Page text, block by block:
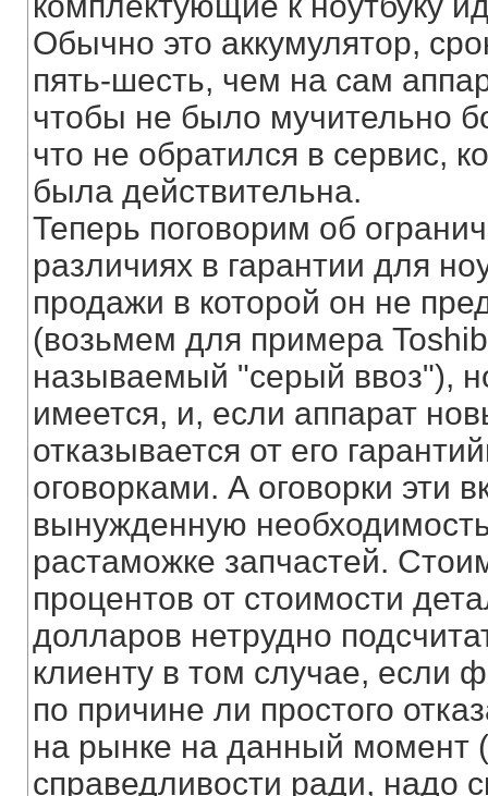
Обычно это аккумулятор,
пять-шесть, чем на сам
чтобы не было мучительно
что не обратился в сервис,
была действительна.
Теперь поговорим об
различиях в гарантии для
продажи в которой он не
(возьмем для примера
называемый "серый ввоз"),
имеется, и, если аппарат
отказывается от его
оговорками. А оговорки эти
вынужденную
растаможке запчастей.
процентов от стоимости
долларов нетрудно
клиенту в том случае, если
по причине ли простого
на рынке на данный момент
справедливости ради, надо